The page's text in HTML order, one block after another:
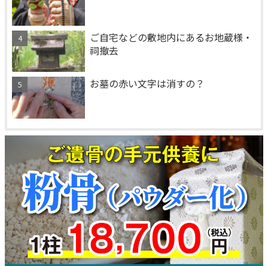
ご自宅などの敷地内にあるお地蔵様・
祠撤去
お墓の赤い文字は消すの？